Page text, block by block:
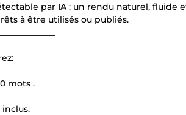
par IA : un rendu naturel, fluide
à être utilisés ou publiés.
mots .